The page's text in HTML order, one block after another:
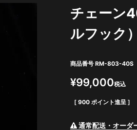
チェーン
ルフック）
商品番号 RM-803-40S
¥99,000税込
[ 900 ポイント進呈 ]
通常配送・オーダ